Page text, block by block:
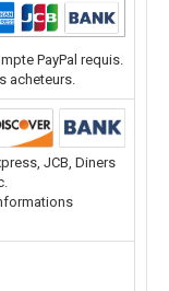
PayPal requis.
acheteurs.
JCB, Diners